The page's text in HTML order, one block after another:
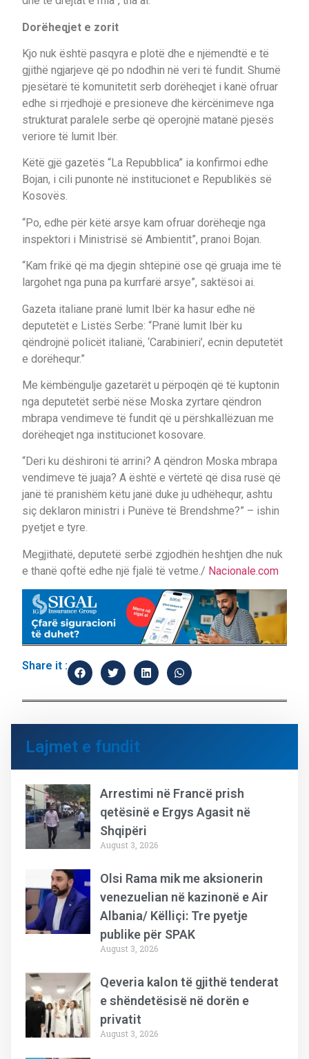
Dorëheqjet e zorit
Kjo nuk është pasqyra e plotë dhe e njëmendtë e të
gjithë ngjarjeve që po ndodhin në veri të fundit. Shumë
pjesëtarë të komunitetit serb dorëheqjet i kanë ofruar
edhe si rrjedhojë e presioneve dhe kërcënimeve nga
strukturat paralele serbe që operojnë matanë pjesës
veriore të lumit Ibër.
Këtë gjë gazetës “La Repubblica” ia konfirmoi edhe
Bojan, i cili punonte në institucionet e Republikës së
Kosovës.
“Po, edhe për këtë arsye kam ofruar dorëheqje nga
inspektori i Ministrisë së Ambientit”, pranoi Bojan.
“Kam frikë që ma djegin shtëpinë ose që gruaja ime të
largohet nga puna pa kurrfarë arsye”, saktësoi ai.
Gazeta italiane pranë lumit Ibër ka hasur edhe në
deputetët e Listës Serbe: “Pranë lumit Ibër ku
qëndrojnë policët italianë, ‘Carabinieri’, ecnin deputetët
e dorëhequr.”
Me këmbëngulje gazetarët u përpoqën që të kuptonin
nga deputetët serbë nëse Moska zyrtare qëndron
mbrapa vendimeve të fundit që u përshkallëzuan me
dorëheqjet nga institucionet kosovare.
“Deri ku dëshironi të arrini? A qëndron Moska mbrapa
vendimeve të juaja? A është e vërtetë që disa rusë që
janë të pranishëm këtu janë duke ju udhëhequr, ashtu
siç deklaron ministri i Punëve të Brendshme?” – ishin
pyetjet e tyre.
Megjithatë, deputetë serbë zgjodhën heshtjen dhe nuk
e thanë qoftë edhe një fjalë të vetme./ Nacionale.com
Share it :
Lajmet e fundit
Arrestimi në Francë prish
qetësinë e Ergys Agasit në
Shqipëri
August 3, 2026
Olsi Rama mik me aksionerin
venezuelian në kazinonë e Air
Albania/ Këlliçi: Tre pyetje
publike për SPAK
August 3, 2026
Qeveria kalon të gjithë tenderat
e shëndetësisë në dorën e
privatit
August 3, 2026